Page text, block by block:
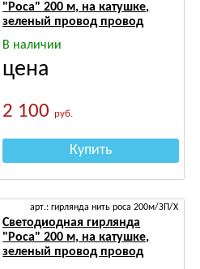
"Роса" 200 м, на катушке,
зеленый провод провод
В наличии
цена
2 100руб.
Купить
арт.: гирлянда нить роса 200м/ЗП/Х
Светодиодная гирлянда
"Роса" 200 м, на катушке,
зеленый провод провод